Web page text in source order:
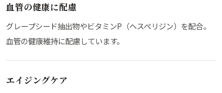
血管の健康に配慮
グレープシード抽出物やビタミンP（ヘスペリジン）を配合。
血管の健康維持に配慮しています。
エイジングケア